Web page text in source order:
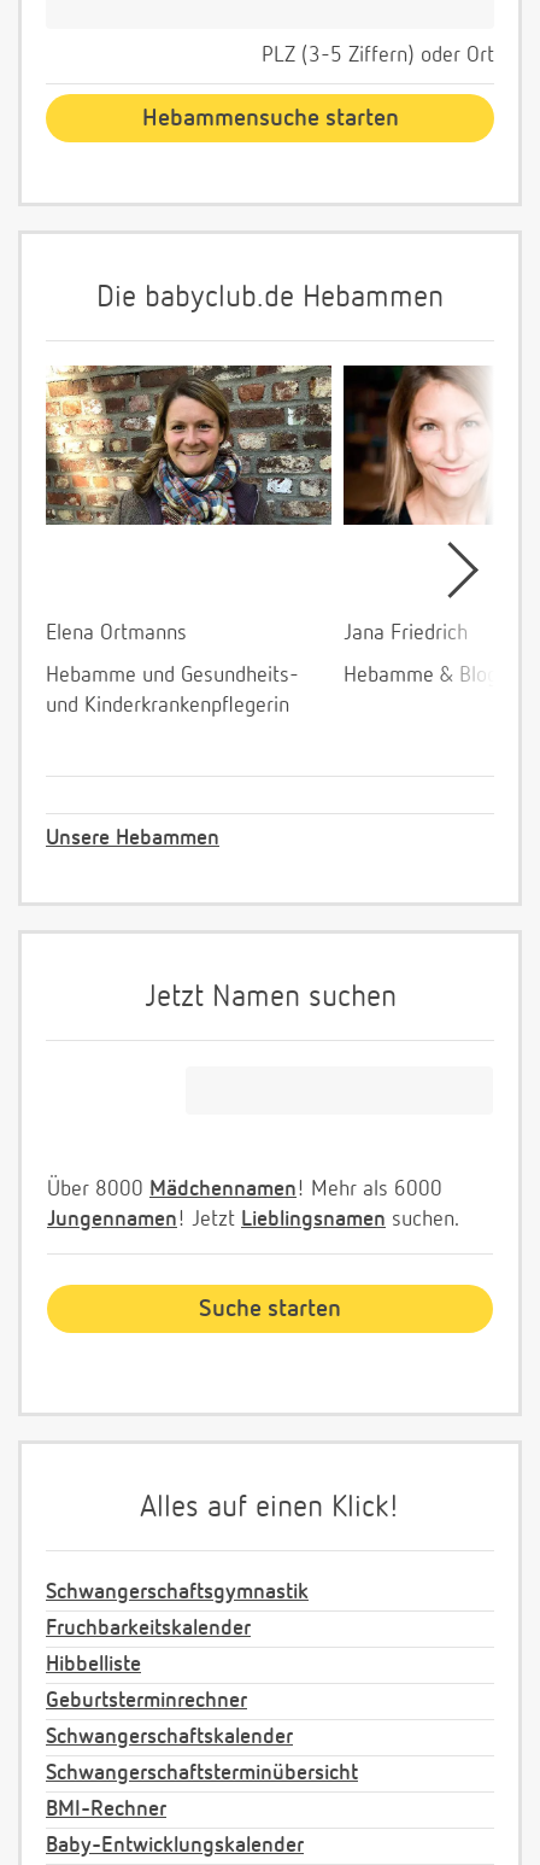
PLZ (3-5 Ziffern) oder Ort
Die babyclub.de Hebammen
Elena Ortmanns
Hebamme und Gesundheits-
und Kinderkrankenpflegerin
Jana Friedrich
Hebamme &
Unsere Hebammen
Jetzt Namen suchen
Über 8000 Mädchennamen! Mehr als 6000
Jungennamen! Jetzt Lieblingsnamen suchen.
Alles auf einen Klick!
Schwangerschaftsgymnastik
Fruchbarkeitskalender
Hibbelliste
Geburtsterminrechner
Schwangerschaftskalender
Schwangerschaftsterminübersicht
BMI-Rechner
Baby-Entwicklungskalender